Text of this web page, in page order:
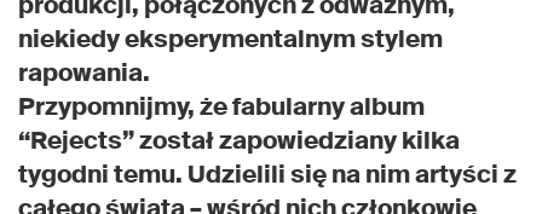
niekiedy eksperymentalnym stylem
rapowania.
Przypomnijmy, że fabularny album
“Rejects” został zapowiedziany kilka
tygodni temu. Udzielili się na nim artyści z